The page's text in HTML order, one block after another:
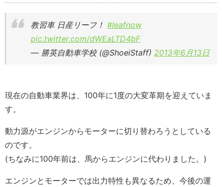
教習車 日産リーフ！ #leafnow
pic.twitter.com/dWEaLTD4bF
— 勝英自動車学校 (@ShoeiStaff) 2013年6月13日
現在の自動車業界は、100年に1度の大変革期を迎えていま
す。
動力源がエンジンからモーターに切り替わろうとしている
のです。
(ちなみに100年前は、馬からエンジンに代わりました。)
エンジンとモーターでは出力特性も異なるため、今後の運